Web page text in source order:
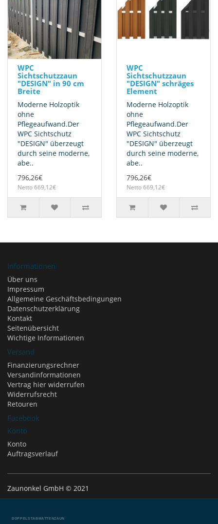
WPC
Sichtschutzzaun
"DESIGN" in 90 cm
Breite
Moderne Holzoptik
ohne
Pflegeaufwand.Der
WPC Sichtschutz
"DESIGN" überzeugt
durch seine moderne,
abe..
796,26€
Netto 669,12€
WPC
Sichtschutzzaun
"DESIGN" schräges
Element
Moderne Holzoptik
ohne
Pflegeaufwand.Der
WPC Sichtschutz
"DESIGN" überzeugt
durch seine moderne,
abe..
796,26€
Netto 669,12€
Informationen
Über uns
Impressum
Allgemeine Geschäftsbedingungen
Datenschutzerklärung
Kontakt
Seitenübersicht
Wichtige Informationen
Versand
Finanzierungsrechner
Versandinformationen
Vertrag hier widerrufen
Widerrufsrecht
Retouren
Facebook
Konto
Konto
Auftragsverlauf
Zaunonkel GmbH © 2021
DOPPELSTABMATTENZAUN